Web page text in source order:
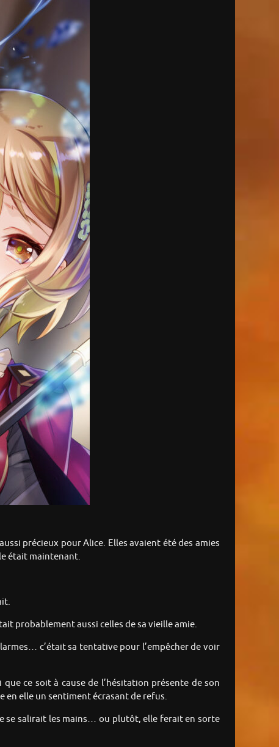
précieux pour Alice. Elles avaient été des amies
était maintenant.
probablement aussi celles de sa vieille amie.
c’était sa tentative pour l’empêcher de voir
ce soit à cause de l’hésitation présente de son
en elle un sentiment écrasant de refus.
se salirait les mains… ou plutôt, elle ferait en sorte